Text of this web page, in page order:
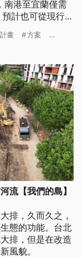
南港至宜蘭僅需
計也可從現行
畫 方案 ...
流【我們的島】
排，久而久之，
態的功能。台北
排，但是在改造
風貌。